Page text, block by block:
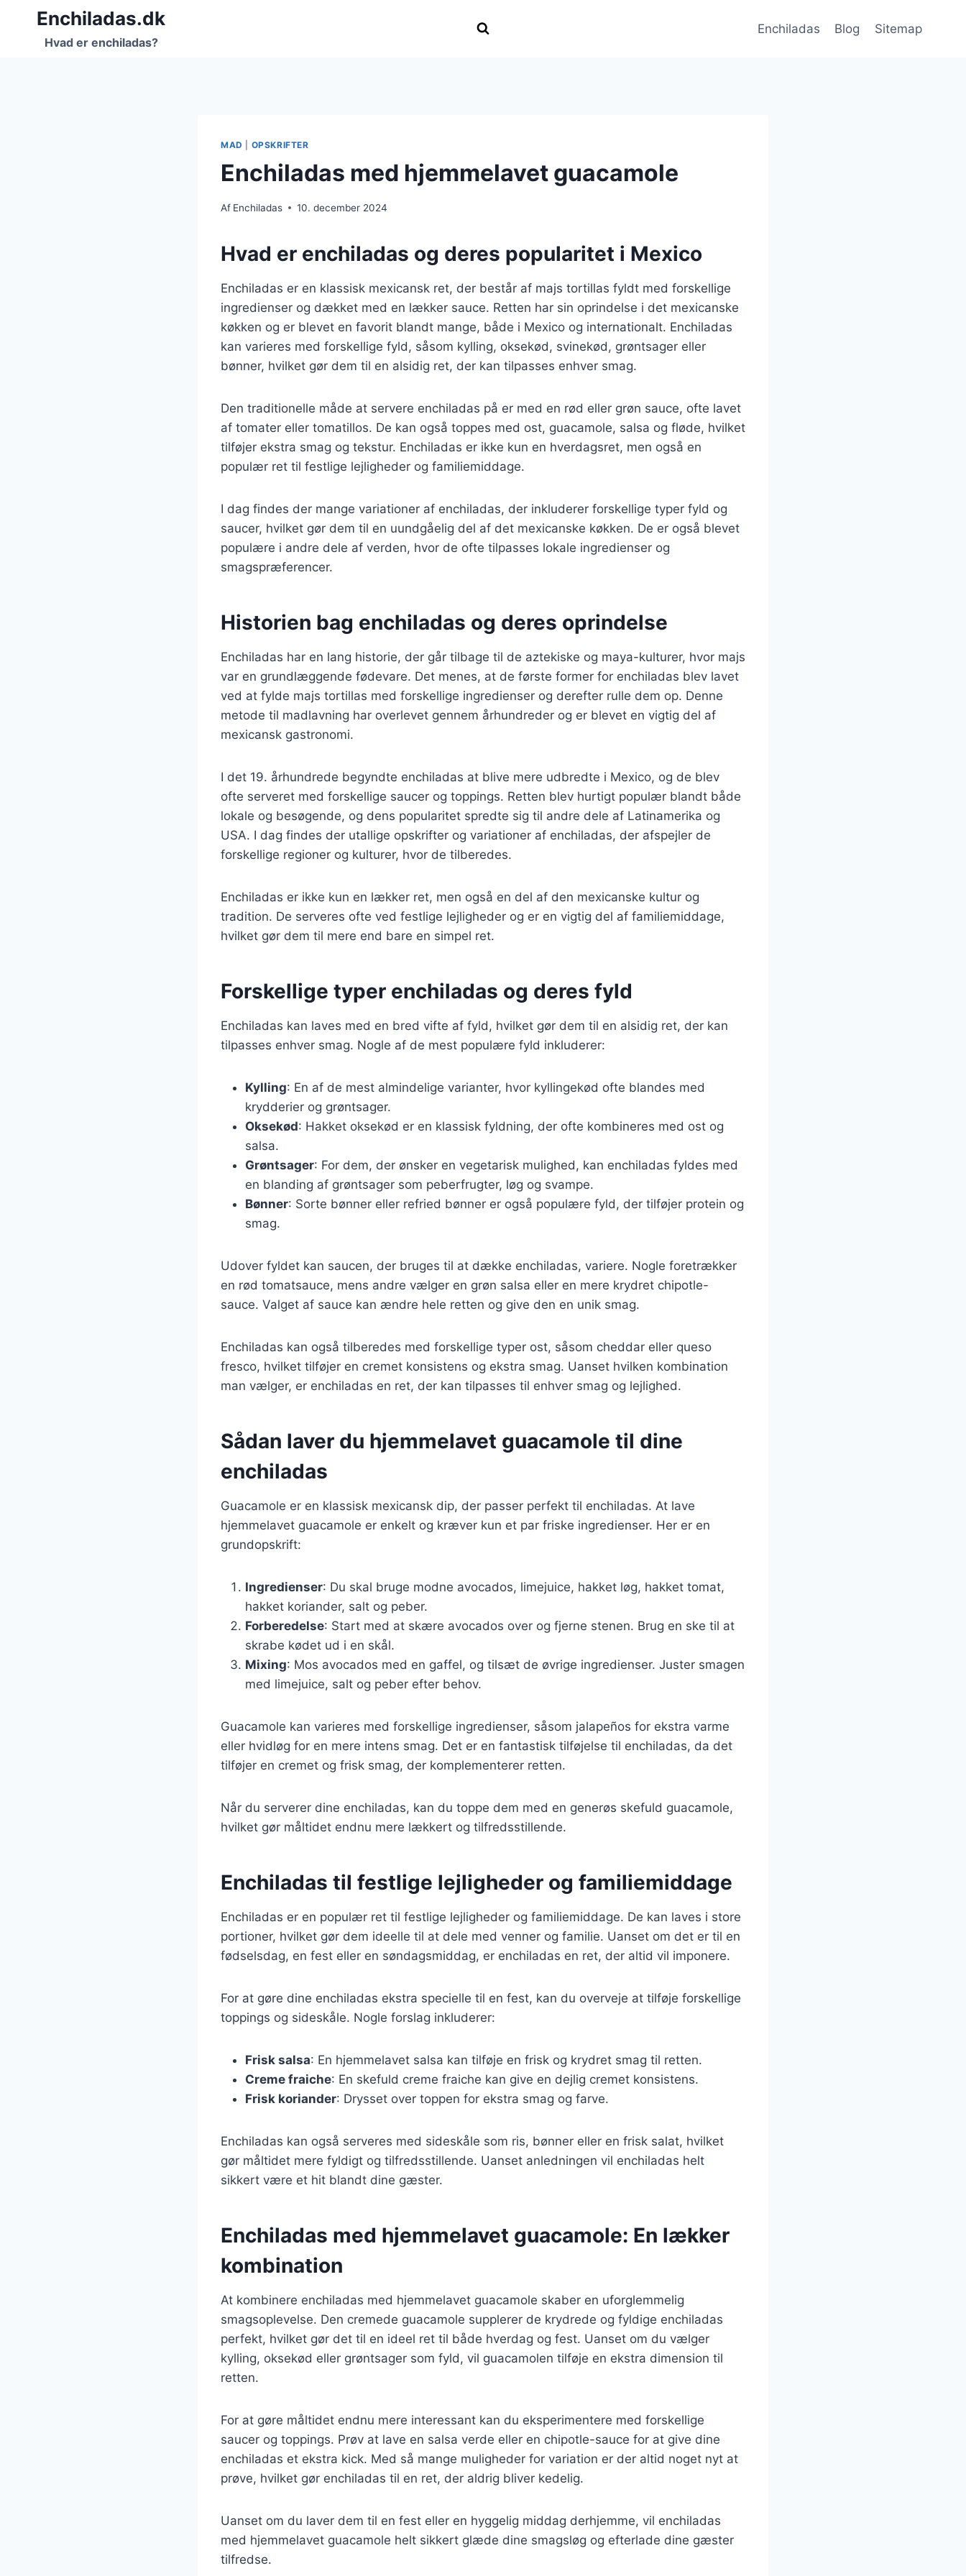
FortsætEnchiladas.dk
Hvad er enchiladas?
Enchiladas Blog Sitemap
MAD OPSKRIFTER
Enchiladas med hjemmelavet guacamole
Af Enchiladas 10. december 2024
Hvad er enchiladas og deres popularitet i Mexico
Enchiladas er en klassisk mexicansk ret, der består af majs tortillas fyldt med forskellige
ingredienser og dækket med en lækker sauce. Retten har sin oprindelse i det mexicanske
køkken og er blevet en favorit blandt mange, både i Mexico og internationalt. Enchiladas
kan varieres med forskellige fyld, såsom kylling, oksekød, svinekød, grøntsager eller
bønner, hvilket gør dem til en alsidig ret, der kan tilpasses enhver smag.
Den traditionelle måde at servere enchiladas på er med en rød eller grøn sauce, ofte lavet
af tomater eller tomatillos. De kan også toppes med ost, guacamole, salsa og fløde, hvilket
tilføjer ekstra smag og tekstur. Enchiladas er ikke kun en hverdagsret, men også en
populær ret til festlige lejligheder og familiemiddage.
I dag findes der mange variationer af enchiladas, der inkluderer forskellige typer fyld og
saucer, hvilket gør dem til en uundgåelig del af det mexicanske køkken. De er også blevet
populære i andre dele af verden, hvor de ofte tilpasses lokale ingredienser og
smagspræferencer.
Historien bag enchiladas og deres oprindelse
Enchiladas har en lang historie, der går tilbage til de aztekiske og maya-kulturer, hvor majs
var en grundlæggende fødevare. Det menes, at de første former for enchiladas blev lavet
ved at fylde majs tortillas med forskellige ingredienser og derefter rulle dem op. Denne
metode til madlavning har overlevet gennem århundreder og er blevet en vigtig del af
mexicansk gastronomi.
I det 19. århundrede begyndte enchiladas at blive mere udbredte i Mexico, og de blev
ofte serveret med forskellige saucer og toppings. Retten blev hurtigt populær blandt både
lokale og besøgende, og dens popularitet spredte sig til andre dele af Latinamerika og
USA. I dag findes der utallige opskrifter og variationer af enchiladas, der afspejler de
forskellige regioner og kulturer, hvor de tilberedes.
Enchiladas er ikke kun en lækker ret, men også en del af den mexicanske kultur og
tradition. De serveres ofte ved festlige lejligheder og er en vigtig del af familiemiddage,
hvilket gør dem til mere end bare en simpel ret.
Forskellige typer enchiladas og deres fyld
Enchiladas kan laves med en bred vifte af fyld, hvilket gør dem til en alsidig ret, der kan
tilpasses enhver smag. Nogle af de mest populære fyld inkluderer:
Kylling: En af de mest almindelige varianter, hvor kyllingekød ofte blandes med
krydderier og grøntsager.
Oksekød: Hakket oksekød er en klassisk fyldning, der ofte kombineres med ost og
salsa.
Grøntsager: For dem, der ønsker en vegetarisk mulighed, kan enchiladas fyldes med
en blanding af grøntsager som peberfrugter, løg og svampe.
Bønner: Sorte bønner eller refried bønner er også populære fyld, der tilføjer protein og
smag.
Udover fyldet kan saucen, der bruges til at dække enchiladas, variere. Nogle foretrækker
en rød tomatsauce, mens andre vælger en grøn salsa eller en mere krydret chipotle-
sauce. Valget af sauce kan ændre hele retten og give den en unik smag.
Enchiladas kan også tilberedes med forskellige typer ost, såsom cheddar eller queso
fresco, hvilket tilføjer en cremet konsistens og ekstra smag. Uanset hvilken kombination
man vælger, er enchiladas en ret, der kan tilpasses til enhver smag og lejlighed.
Sådan laver du hjemmelavet guacamole til dine
enchiladas
Guacamole er en klassisk mexicansk dip, der passer perfekt til enchiladas. At lave
hjemmelavet guacamole er enkelt og kræver kun et par friske ingredienser. Her er en
grundopskrift:
Ingredienser: Du skal bruge modne avocados, limejuice, hakket løg, hakket tomat,
hakket koriander, salt og peber.
Forberedelse: Start med at skære avocados over og fjerne stenen. Brug en ske til at
skrabe kødet ud i en skål.
Mixing: Mos avocados med en gaffel, og tilsæt de øvrige ingredienser. Juster smagen
med limejuice, salt og peber efter behov.
Guacamole kan varieres med forskellige ingredienser, såsom jalapeños for ekstra varme
eller hvidløg for en mere intens smag. Det er en fantastisk tilføjelse til enchiladas, da det
tilføjer en cremet og frisk smag, der komplementerer retten.
Når du serverer dine enchiladas, kan du toppe dem med en generøs skefuld guacamole,
hvilket gør måltidet endnu mere lækkert og tilfredsstillende.
Enchiladas til festlige lejligheder og familiemiddage
Enchiladas er en populær ret til festlige lejligheder og familiemiddage. De kan laves i store
portioner, hvilket gør dem ideelle til at dele med venner og familie. Uanset om det er til en
fødselsdag, en fest eller en søndagsmiddag, er enchiladas en ret, der altid vil imponere.
For at gøre dine enchiladas ekstra specielle til en fest, kan du overveje at tilføje forskellige
toppings og sideskåle. Nogle forslag inkluderer:
Frisk salsa: En hjemmelavet salsa kan tilføje en frisk og krydret smag til retten.
Creme fraiche: En skefuld creme fraiche kan give en dejlig cremet konsistens.
Frisk koriander: Drysset over toppen for ekstra smag og farve.
Enchiladas kan også serveres med sideskåle som ris, bønner eller en frisk salat, hvilket
gør måltidet mere fyldigt og tilfredsstillende. Uanset anledningen vil enchiladas helt
sikkert være et hit blandt dine gæster.
Enchiladas med hjemmelavet guacamole: En lækker
kombination
At kombinere enchiladas med hjemmelavet guacamole skaber en uforglemmelig
smagsoplevelse. Den cremede guacamole supplerer de krydrede og fyldige enchiladas
perfekt, hvilket gør det til en ideel ret til både hverdag og fest. Uanset om du vælger
kylling, oksekød eller grøntsager som fyld, vil guacamolen tilføje en ekstra dimension til
retten.
For at gøre måltidet endnu mere interessant kan du eksperimentere med forskellige
saucer og toppings. Prøv at lave en salsa verde eller en chipotle-sauce for at give dine
enchiladas et ekstra kick. Med så mange muligheder for variation er der altid noget nyt at
prøve, hvilket gør enchiladas til en ret, der aldrig bliver kedelig.
Uanset om du laver dem til en fest eller en hyggelig middag derhjemme, vil enchiladas
med hjemmelavet guacamole helt sikkert glæde dine smagsløg og efterlade dine gæster
tilfredse.